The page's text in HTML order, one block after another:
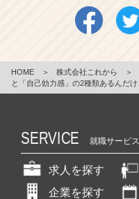
HOME ＞ 株式会社これから ＞
と「自己効力感」の2種類あるんだ
SERVICE 就職サービス
求人を探す
企業を探す